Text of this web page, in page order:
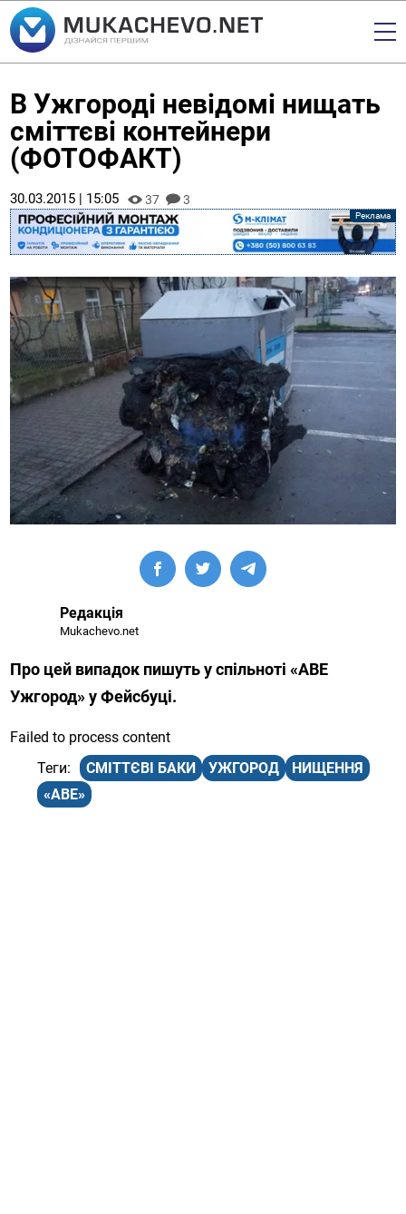
В Ужгороді невідомі нищать
сміттєві контейнери
(ФОТОФАКТ)
30.03.2015 | 15:05 37 3
Редакція
Mukachevo.net
Про цей випадок пишуть у спільноті «АВЕ
Ужгород» у Фейсбуці.
Failed to process content
СМІТТЄВІ БАКИ
УЖГОРОД
НИЩЕННЯ
«АВЕ»